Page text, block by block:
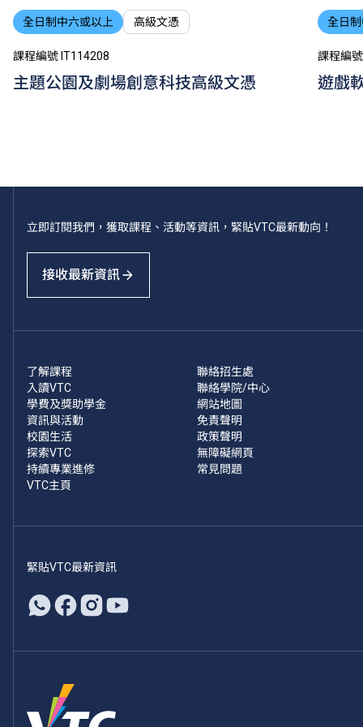
全日制中六或以上 高級文憑
課程編號 IT114208
主題公園及劇場創意科技高級文憑
全日
課程編
遊戲
立即訂閱我們，獲取課程、活動等資訊，緊貼VTC最新動向！
接收最新資訊
了解課程
入讀VTC
學費及獎助學金
資訊與活動
校園生活
探索VTC
持續專業進修
VTC主頁
聯絡招生處
聯絡學院/中心
網站地圖
免責聲明
政策聲明
無障礙網頁
常見問題
緊貼VTC最新資訊